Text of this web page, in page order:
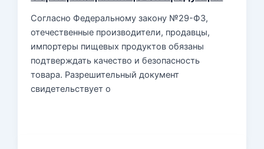
Согласно Федеральному закону №29-ФЗ,
отечественные производители, продавцы,
импортеры пищевых продуктов обязаны
подтверждать качество и безопасность
товара. Разрешительный документ
свидетельствует о